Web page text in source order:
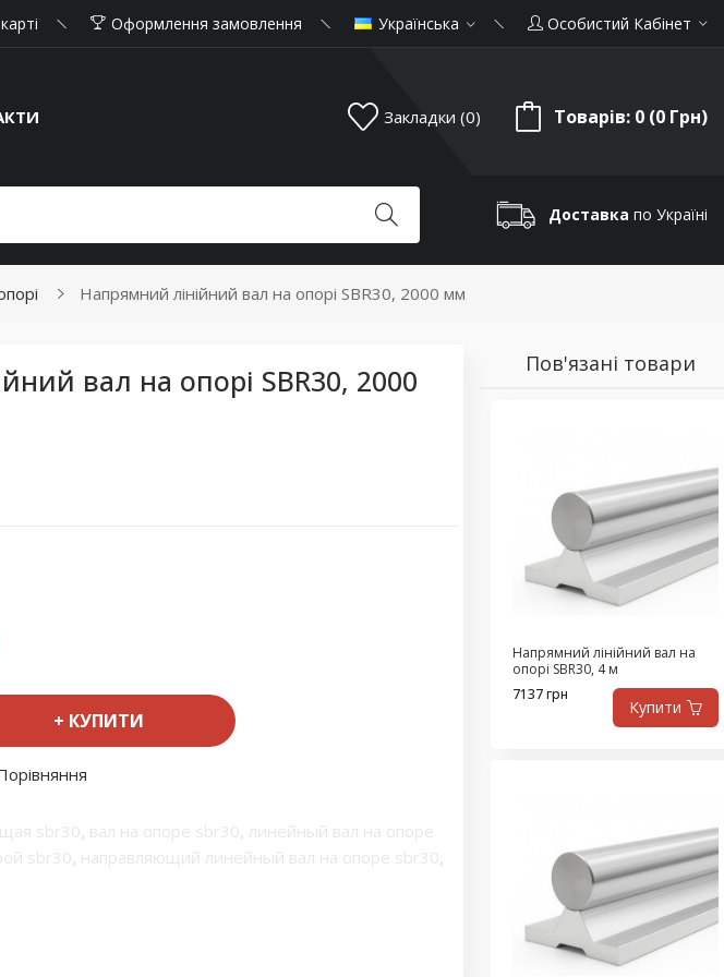
Оформлення замовлення Українська Особистий Кабінет
Закладки (0) Товарів: 0 (0 Грн)
Доставка по Україні
Напрямний лінійний вал на опорі SBR30, 2000 мм
вал на опорі SBR30, 2000
КУПИТИ
sbr30, вал на опоре sbr30, линейный вал на опоре
sbr30, направляющий линейный вал на опоре sbr30,
Пов'язані товари
Напрямний лінійний вал на
опорі SBR30, 4 м
7137 грн
Купити